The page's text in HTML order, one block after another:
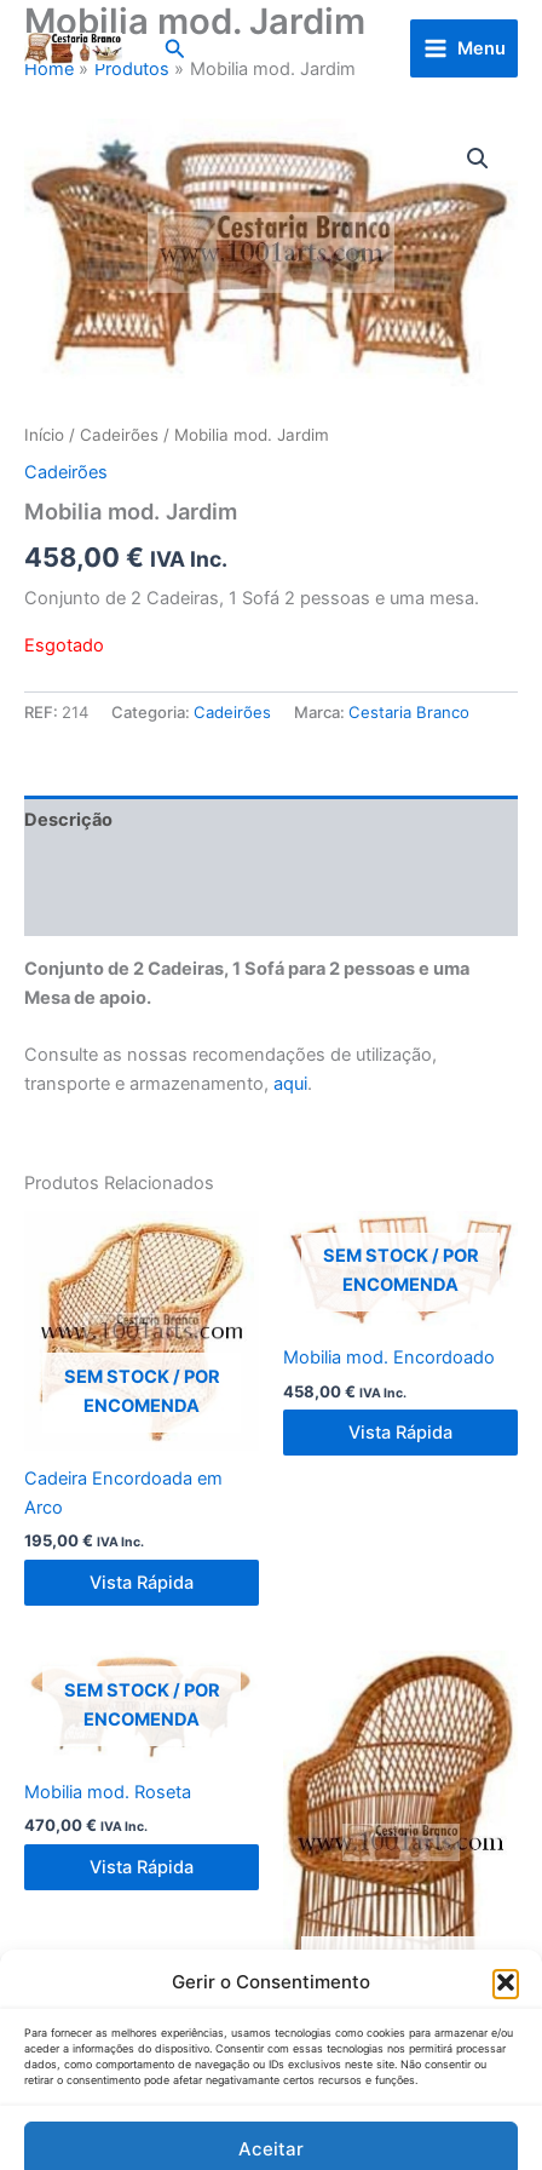
Gerir o Consentimento
Para fornecer as melhores experiências, usamos tecnologias como cookies para armazenar e/ou
aceder a informações do dispositivo. Consentir com essas tecnologias nos permitirá processar
dados, como comportamento de navegação ou IDs exclusivos neste site. Não consentir ou
retirar o consentimento pode afetar negativamante certos recursos e funções.
Aceitar
Skip
content
Search Menu
Mobilia mod. Jardim
Home Produtos Mobilia mod. Jardim
Início / Cadeirões / Mobilia mod. Jardim
Cadeirões
Mobilia mod. Jardim
458,00 € IVA Inc.
Conjunto de 2 Cadeiras, 1 Sofá 2 pessoas e uma mesa.
Esgotado
REF: 214 Categoria: Cadeirões Marca: Cestaria Branco
Descrição
Conjunto de 2 Cadeiras, 1 Sofá para 2 pessoas e uma
Mesa de apoio.
Consulte as nossas recomendações de utilização,
transporte e armazenamento, aqui.
Produtos Relacionados
SEM STOCK / POR
ENCOMENDA
Cadeira Encordoada em
Arco
195,00€ IVA Inc.
Vista Rápida
SEM STOCK / POR
ENCOMENDA
Mobilia mod. Encordoado
458,00€ IVA Inc.
Vista Rápida
SEM STOCK / POR
ENCOMENDA
Mobilia mod. Roseta
470,00€ IVA Inc.
Vista Rápida
ENCOMENDA
Cadeira Meia-Lua Ripada